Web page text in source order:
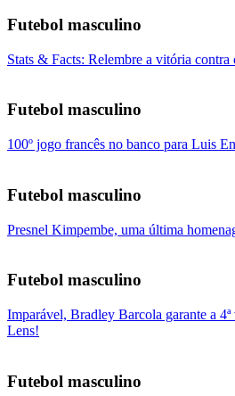
Futebol masculino
Stats & Facts: Relembre a vitória contra
Futebol masculino
100º jogo francês no banco para Luis
Futebol masculino
Presnel Kimpembe, uma última
Futebol masculino
Imparável, Bradley Barcola garante a
Lens!
Futebol masculino